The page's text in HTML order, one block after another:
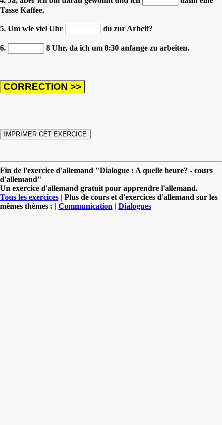
Tasse Kaffee.
5. Um wie viel Uhr du zur Arbeit?
6. 8 Uhr, da ich um 8:30 anfange zu arbeiten.
Fin de l'exercice d'allemand "Dialogue : A quelle heure? - cours
d'allemand"
Un exercice d'allemand gratuit pour apprendre l'allemand.
Tous les exercices | Plus de cours et d'exercices d'allemand sur les
mêmes thèmes : | Communication | Dialogues